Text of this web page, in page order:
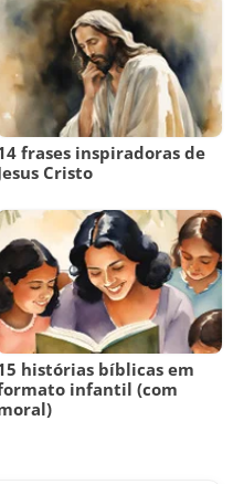
frases inspiradoras de
Cristo
histórias bíblicas em
infantil (com